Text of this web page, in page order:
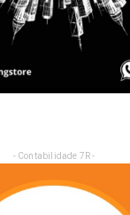
- Contabilidade 7R -